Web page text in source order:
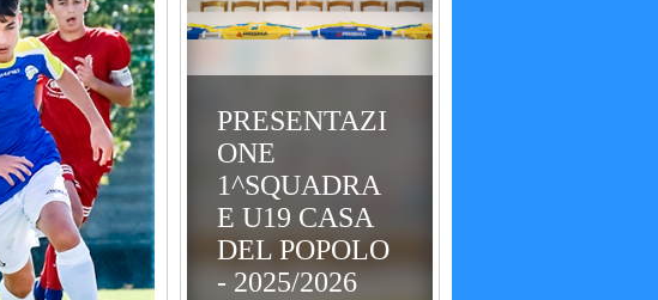
PRESENTAZI
ONE
1^SQUADRA
E U19 CASA
DEL POPOLO
- 2025/2026